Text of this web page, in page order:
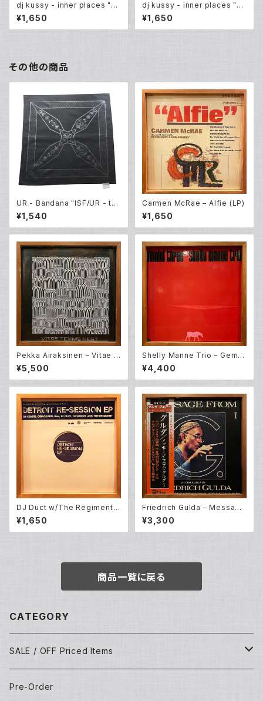
dj kussy - inner places "22
0624" jazz part (mixtape)
¥1,650
dj kussy - inner places "22
0624" crossover part (mixt
ape)
¥1,650
その他の商品
UR - Bandana "ISF/UR - th
e four elements"
¥1,540
Carmen McRae – Alfie (LP)
¥1,650
Pekka Airaksinen – Vitae T
ennis Nest (LP)
¥5,500
Shelly Manne Trio – Gemin
i Three (LP)
¥4,400
DJ Duct w/The Regiment ‎–
Backyard Edit Pt.6: Detroit
Re-Session EP (12EP)
¥1,650
Friedrich Gulda – Message
From G. part I (2LP)
¥3,300
商品一覧に戻る
CATEGORY
SALE / OFF Priced Items
Dead Stocks
Pre-Order